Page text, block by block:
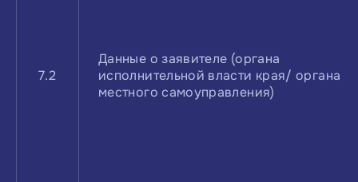
7.2
Данные о заявителе (органа
исполнительной власти края/ органа
местного самоуправления)